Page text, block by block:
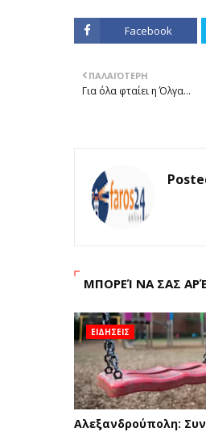
Facebook
ΠΑΛΑΙΌΤΕΡΗ
Για όλα φταίει η Όλγα…
ΜΠΟΡΕΊ ΝΑ ΣΑΣ
ΕΙΔΗΣΕΙΣ
Αλεξανδρούπολη: